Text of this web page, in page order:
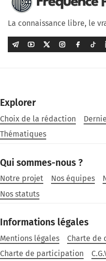
La connaissance libre, le
Explorer
Choix de la rédaction
Thématiques
Qui sommes-nous ?
Notre projet Nos équipes
Nos statuts
Informations légales
Mentions légales
Charte de
Charte de participation